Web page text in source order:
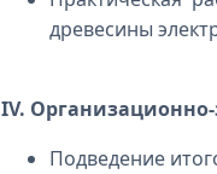
древесины
IV.
Подведение